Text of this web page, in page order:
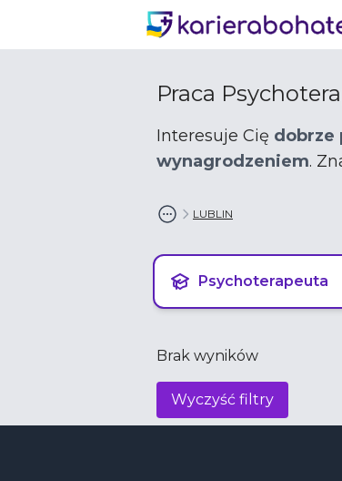
Praca
Interesuje Cię dobrze
wynagrodzeniem.
LUBLIN
Psychoterapeuta
Brak wyników
Wyczyść filtry